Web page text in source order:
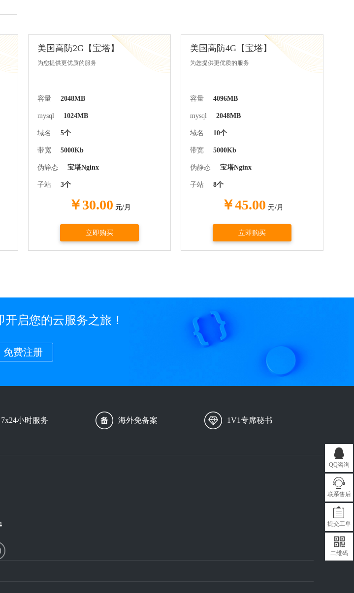
美国高防2G【宝塔】
为您提供更优质的服务
容量 2048MB
mysql 1024MB
域名 5个
带宽 5000Kb
伪静态 宝塔Nginx
子站 3个
￥30.00 元/月
立即购买
美国高防4G【宝塔】
为您提供更优质的服务
容量 4096MB
mysql 2048MB
域名 10个
带宽 5000Kb
伪静态 宝塔Nginx
子站 8个
￥45.00 元/月
立即购买
启您的云服务之旅！
免费注册
7x24小时服务 海外免备案 1V1专席秘书
QQ咨询
联系售后
提交工单
二维码